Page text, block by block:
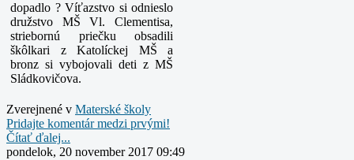
dopadlo ? Víťazstvo si odnieslo
družstvo MŠ Vl. Clementisa,
striebornú priečku obsadili
škôlkari z Katolíckej MŠ a
bronz si vybojovali deti z MŠ
Sládkovičova.
Zverejnené v Materské školy
Pridajte komentár medzi prvými!
Čítať ďalej...
pondelok, 20 november 2017 09:49